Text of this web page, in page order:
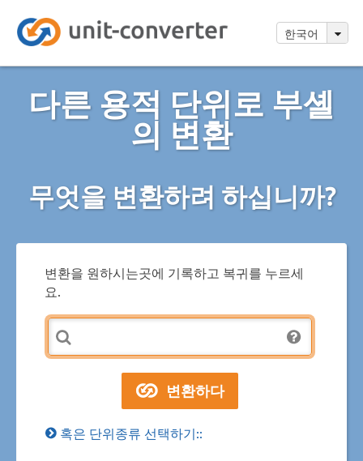
한국어
다른 용적 단위로 부셸
의 변환
무엇을 변환하려 하십니까?
변환을 원하시는곳에 기록하고 복귀를 누르세
요.
혹은 단위종류 선택하기::